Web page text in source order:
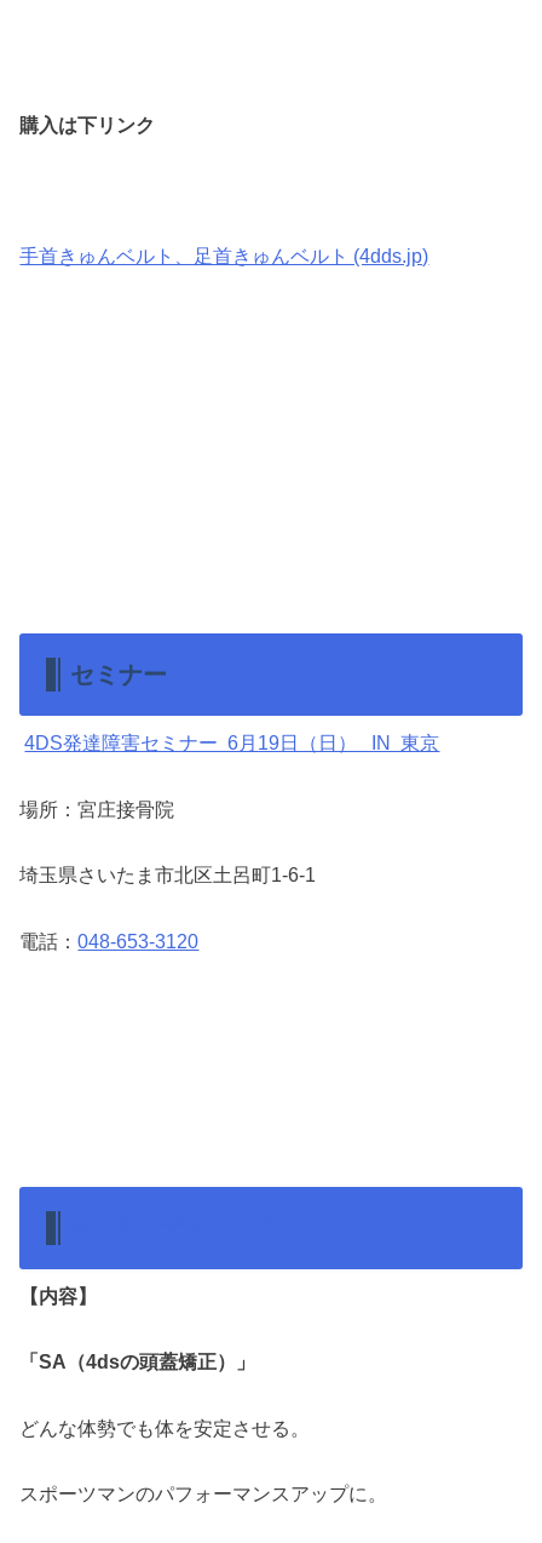
購入は下リンク
手首きゅんベルト、足首きゅんベルト (4dds.jp)
セミナー
4DS発達障害セミナー 6月19日（日） IN 東京
場所：宮庄接骨院
埼玉県さいたま市北区土呂町1-6-1
電話：048-653-3120
【内容】
「SA（4dsの頭蓋矯正）」
どんな体勢でも体を安定させる。
スポーツマンのパフォーマンスアップに。